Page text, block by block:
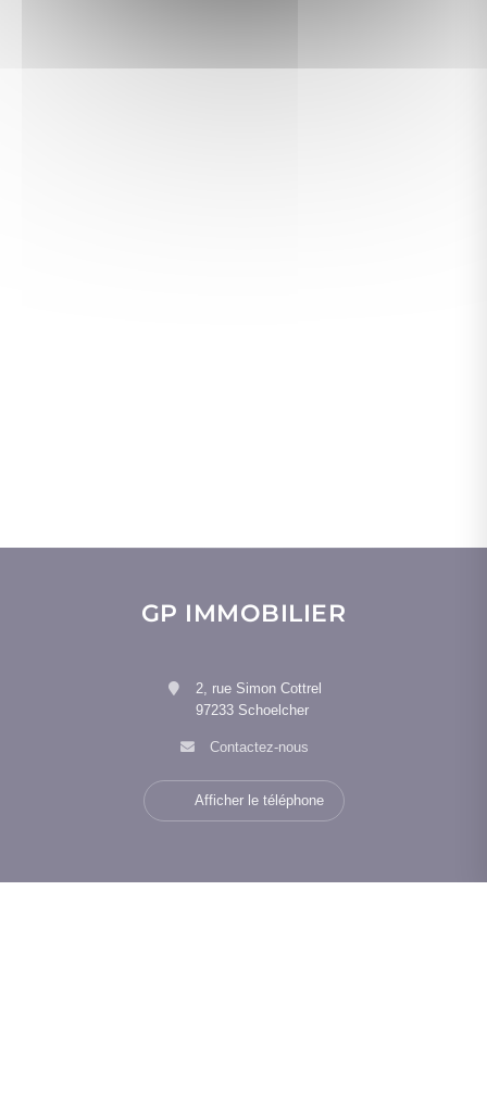
GP IMMOBILIER
2, rue Simon Cottrel
97233 Schoelcher
Contactez-nous
Afficher le téléphone